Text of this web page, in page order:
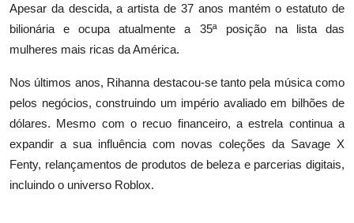
Apesar da descida, a artista de 37 anos mantém o estatuto de
bilionária e ocupa atualmente a 35ª posição na lista das
mulheres mais ricas da América.
Nos últimos anos, Rihanna destacou-se tanto pela música como
pelos negócios, construindo um império avaliado em bilhões de
dólares. Mesmo com o recuo financeiro, a estrela continua a
expandir a sua influência com novas coleções da Savage X
Fenty, relançamentos de produtos de beleza e parcerias digitais,
incluindo o universo Roblox.